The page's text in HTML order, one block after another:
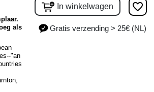
als
"an
In winkelwagen favorite_border
Gratis verzending > 25€ (NL)